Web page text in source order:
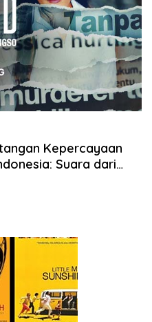
Kepercayaan
Suara dari